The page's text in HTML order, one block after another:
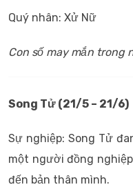
Quý nhân: Xử Nữ
Con số may mắn trong
Song Tử (21/5 – 21/6)
Sự nghiệp: Song Tử
một người đồng
đến bản thân mình.